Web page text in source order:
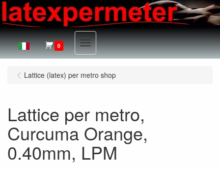
0 Menu
Lattice (latex) per metro shop
Lattice per metro,
Curcuma Orange,
0.40mm, LPM